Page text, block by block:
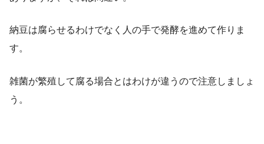
納豆は腐らせるわけでなく人の手で発酵を進めて作りま
す。
雑菌が繁殖して腐る場合とはわけが違うので注意しましょ
う。